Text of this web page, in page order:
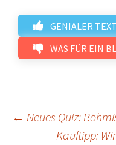
GENIALER TEXT
WAS FÜR EIN
← Neues Quiz:
Kauftipp: